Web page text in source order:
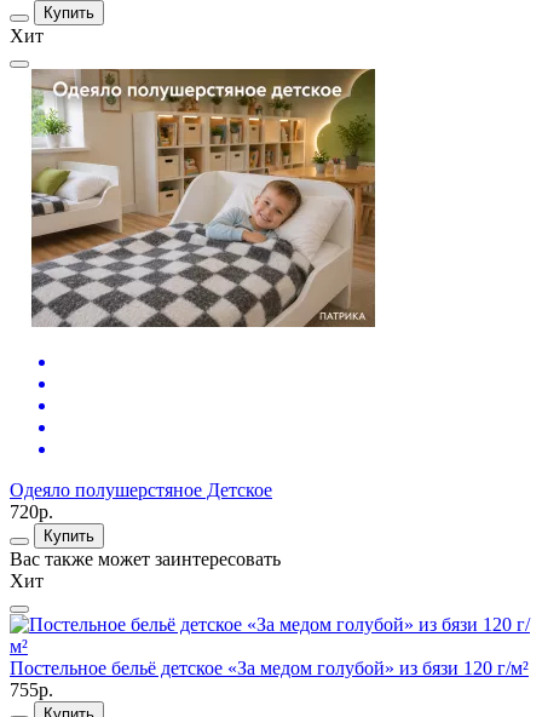
Купить
Хит
Одеяло полушерстяное Детское
720р.
Купить
Вас также может заинтересовать
Хит
Постельное бельё детское «За медом голубой» из бязи 120 г/м²
755р.